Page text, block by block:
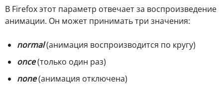
В Firefox этот параметр отвечает за воспроизведение
анимации. Он может принимать три значения:
normal(анимация воспроизводится по кругу)
once(только один раз)
none(анимация отключена)